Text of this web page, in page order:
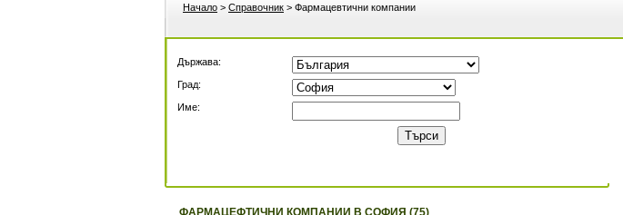
Начало > Справочник > Фармацевтични компании
Държава:
Град:
Име:
ФАРМАЦЕФТИЧНИ КОМПАНИИ В СОФИЯ (75)